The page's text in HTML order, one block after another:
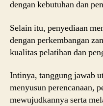
dengan kebutuhan dan
Selain itu, penyediaan
dengan perkembangan
kualitas pelatihan dan
Intinya, tanggung jawab
menyusun perencanaan,
mewujudkannya serta